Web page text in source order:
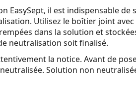
EasySept, il est indispensable
Utilisez le boîtier joint
dans la solution et
neutralisation soit finalisé.
la notice. Avant de
Solution non